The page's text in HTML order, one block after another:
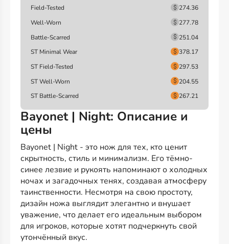
Field-Tested
274.36
Well-Worn
277.78
Battle-Scarred
251.04
ST Minimal Wear
378.17
ST Field-Tested
297.53
ST Well-Worn
204.55
ST Battle-Scarred
267.21
Bayonet | Night: Описание и
цены
Bayonet | Night - это нож для тех, кто ценит
скрытность, стиль и минимализм. Его тёмно-
синее лезвие и рукоять напоминают о холодных
ночах и загадочных тенях, создавая атмосферу
таинственности. Несмотря на свою простоту,
дизайн ножа выглядит элегантно и внушает
уважение, что делает его идеальным выбором
для игроков, которые хотят подчеркнуть свой
утончённый вкус.